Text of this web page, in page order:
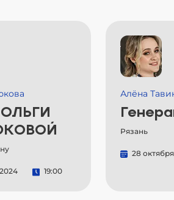
19:00
Алёна
Рязань
28